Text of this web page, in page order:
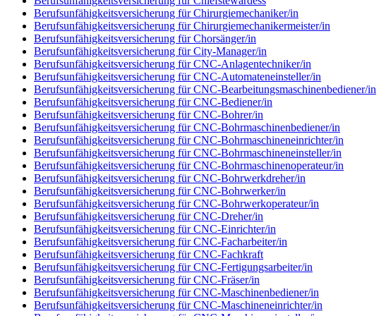
Berufsunfähigkeitsversicherung für Chirurgiemechaniker/in
Berufsunfähigkeitsversicherung für Chirurgiemechanikermeister/in
Berufsunfähigkeitsversicherung für Chorsänger/in
Berufsunfähigkeitsversicherung für City-Manager/in
Berufsunfähigkeitsversicherung für CNC-Anlagentechniker/in
Berufsunfähigkeitsversicherung für CNC-Automateneinsteller/in
Berufsunfähigkeitsversicherung für CNC-Bearbeitungsmaschinenbediener/in
Berufsunfähigkeitsversicherung für CNC-Bediener/in
Berufsunfähigkeitsversicherung für CNC-Bohrer/in
Berufsunfähigkeitsversicherung für CNC-Bohrmaschinenbediener/in
Berufsunfähigkeitsversicherung für CNC-Bohrmaschineneinrichter/in
Berufsunfähigkeitsversicherung für CNC-Bohrmaschineneinsteller/in
Berufsunfähigkeitsversicherung für CNC-Bohrmaschinenoperateur/in
Berufsunfähigkeitsversicherung für CNC-Bohrwerkdreher/in
Berufsunfähigkeitsversicherung für CNC-Bohrwerker/in
Berufsunfähigkeitsversicherung für CNC-Bohrwerkoperateur/in
Berufsunfähigkeitsversicherung für CNC-Dreher/in
Berufsunfähigkeitsversicherung für CNC-Einrichter/in
Berufsunfähigkeitsversicherung für CNC-Facharbeiter/in
Berufsunfähigkeitsversicherung für CNC-Fachkraft
Berufsunfähigkeitsversicherung für CNC-Fertigungsarbeiter/in
Berufsunfähigkeitsversicherung für CNC-Fräser/in
Berufsunfähigkeitsversicherung für CNC-Maschinenbediener/in
Berufsunfähigkeitsversicherung für CNC-Maschineneinrichter/in